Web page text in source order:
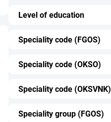
Level of education
Speciality code (FGOS)
Speciality code (OKSO)
Speciality code (OKSVNK)
Speciality group (FGOS)